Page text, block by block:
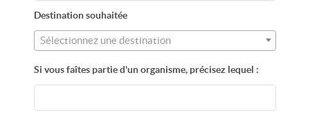
Destination souhaitée
Sélectionnez une destination
Si vous faîtes partie d'un organisme, précisez lequel :